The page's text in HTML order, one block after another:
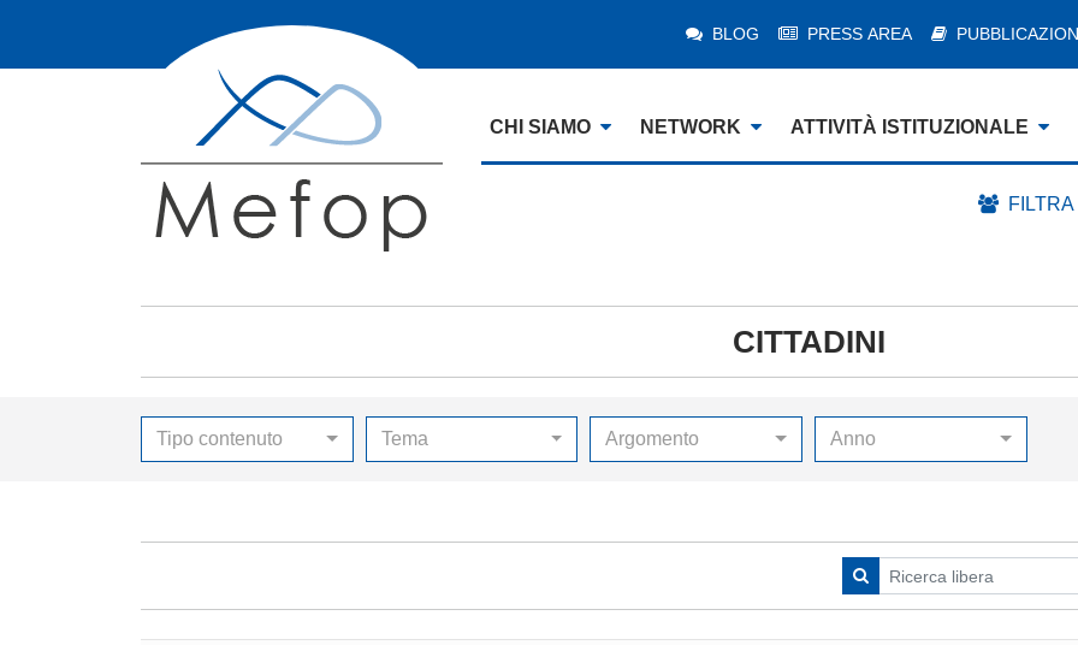
BLOG PRESS AREA
CHI SIAMO NETWORK ATTIVITÀ ISTITUZIONALE
CITTADINI
Tipo contenuto Tema Argomento Anno